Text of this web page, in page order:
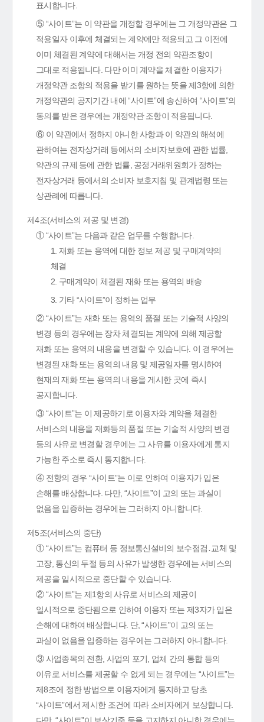
표시합니다.
⑤ “사이트”는 이 약관을 개정할 경우에는 그 개정약관은 그
적용일자 이후에 체결되는 계약에만 적용되고 그 이전에
이미 체결된 계약에 대해서는 개정 전의 약관조항이
그대로 적용됩니다. 다만 이미 계약을 체결한 이용자가
개정약관 조항의 적용을 받기를 원하는 뜻을 제3항에 의한
개정약관의 공지기간 내에 “사이트”에 송신하여 “사이트”의
동의를 받은 경우에는 개정약관 조항이 적용됩니다.
⑥ 이 약관에서 정하지 아니한 사항과 이 약관의 해석에
관하여는 전자상거래 등에서의 소비자보호에 관한 법률,
약관의 규제 등에 관한 법률, 공정거래위원회가 정하는
전자상거래 등에서의 소비자 보호지침 및 관계법령 또는
상관례에 따릅니다.
제4조(서비스의 제공 및 변경)
① “사이트”는 다음과 같은 업무를 수행합니다.
1. 재화 또는 용역에 대한 정보 제공 및 구매계약의
체결
2. 구매계약이 체결된 재화 또는 용역의 배송
3. 기타 “사이트”이 정하는 업무
② “사이트”는 재화 또는 용역의 품절 또는 기술적 사양의
변경 등의 경우에는 장차 체결되는 계약에 의해 제공할
재화 또는 용역의 내용을 변경할 수 있습니다. 이 경우에는
변경된 재화 또는 용역의 내용 및 제공일자를 명시하여
현재의 재화 또는 용역의 내용을 게시한 곳에 즉시
공지합니다.
③ “사이트”는 이 제공하기로 이용자와 계약을 체결한
서비스의 내용을 재화등의 품절 또는 기술적 사양의 변경
등의 사유로 변경할 경우에는 그 사유를 이용자에게 통지
가능한 주소로 즉시 통지합니다.
④ 전항의 경우 “사이트”는 이로 인하여 이용자가 입은
손해를 배상합니다. 다만, “사이트”이 고의 또는 과실이
없음을 입증하는 경우에는 그러하지 아니합니다.
제5조(서비스의 중단)
① “사이트”는 컴퓨터 등 정보통신설비의 보수점검․교체 및
고장, 통신의 두절 등의 사유가 발생한 경우에는 서비스의
제공을 일시적으로 중단할 수 있습니다.
② “사이트”는 제1항의 사유로 서비스의 제공이
일시적으로 중단됨으로 인하여 이용자 또는 제3자가 입은
손해에 대하여 배상합니다. 단, “사이트”이 고의 또는
과실이 없음을 입증하는 경우에는 그러하지 아니합니다.
③ 사업종목의 전환, 사업의 포기, 업체 간의 통합 등의
이유로 서비스를 제공할 수 없게 되는 경우에는 “사이트”는
제8조에 정한 방법으로 이용자에게 통지하고 당초
“사이트”에서 제시한 조건에 따라 소비자에게 보상합니다.